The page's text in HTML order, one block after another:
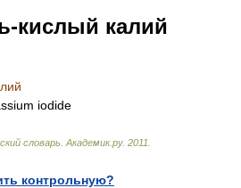
кислый калий
iodide
словарь Академик.ру. 2011
контрольную?